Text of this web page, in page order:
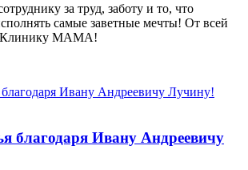
за труд, заботу и то, что
самые заветные мечты! От всей
Клинику МАМА!
благодаря Ивану Андреевичу